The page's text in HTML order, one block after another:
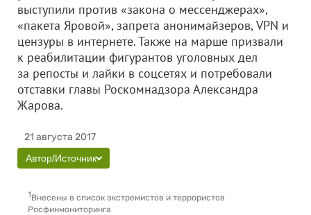
выступили против «закона о мессенджерах»,
«пакета Яровой», запрета анонимайзеров, VPN и
цензуры в интернете. Также на марше призвали
к реабилитации фигурантов уголовных дел
за репосты и лайки в соцсетях и потребовали
отставки главы Роскомнадзора Александра
Жарова.
21 августа 2017
Автор/Источник
1Внесены в список экстремистов и террористов
Росфинмониторинга